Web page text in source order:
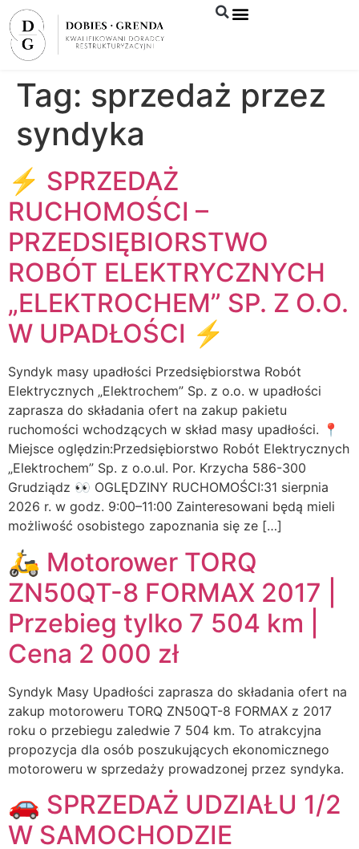
Tag: sprzedaż przez
syndyka
⚡ SPRZEDAŻ
RUCHOMOŚCI –
PRZEDSIĘBIORSTWO
ROBÓT ELEKTRYCZNYCH
„ELEKTROCHEM” SP. Z O.O.
W UPADŁOŚCI ⚡
Syndyk masy upadłości Przedsiębiorstwa Robót
Elektrycznych „Elektrochem” Sp. z o.o. w upadłości
zaprasza do składania ofert na zakup pakietu
ruchomości wchodzących w skład masy upadłości. 📍
Miejsce oględzin:Przedsiębiorstwo Robót Elektrycznych
„Elektrochem” Sp. z o.o.ul. Por. Krzycha 586-300
Grudziądz 👀 OGLĘDZINY RUCHOMOŚCI:31 sierpnia
2026 r. w godz. 9:00–11:00 Zainteresowani będą mieli
możliwość osobistego zapoznania się ze […]
🛵 Motorower TORQ
ZN50QT-8 FORMAX 2017 |
Przebieg tylko 7 504 km |
Cena 2 000 zł
Syndyk Masy Upadłości zaprasza do składania ofert na
zakup motoroweru TORQ ZN50QT-8 FORMAX z 2017
roku o przebiegu zaledwie 7 504 km. To atrakcyjna
propozycja dla osób poszukujących ekonomicznego
motoroweru w sprzedaży prowadzonej przez syndyka.
🚗 SPRZEDAŻ UDZIAŁU 1/2
W SAMOCHODZIE